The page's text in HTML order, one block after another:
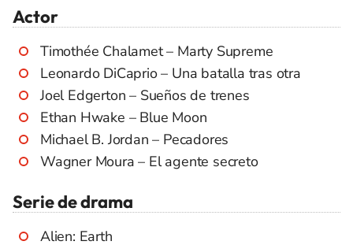
Actor
Timothée Chalamet – Marty Supreme
Leonardo DiCaprio – Una batalla tras otra
Joel Edgerton – Sueños de trenes
Ethan Hwake – Blue Moon
Michael B. Jordan – Pecadores
Wagner Moura – El agente secreto
Serie de drama
Alien: Earth